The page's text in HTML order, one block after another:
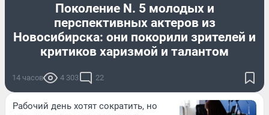
Поколение N. 5 молодых и
перспективных актеров из
Новосибирска: они покорили зрителей и
критиков харизмой и талантом
14 часов 4 303 22
Рабочий день хотят сократить, но